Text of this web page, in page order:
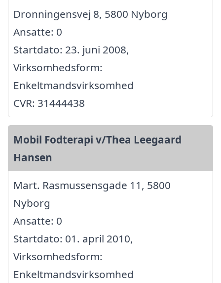
Dronningensvej 8, 5800 Nyborg
Ansatte: 0
Startdato: 23. juni 2008,
Virksomhedsform:
Enkeltmandsvirksomhed
CVR: 31444438
Mobil Fodterapi v/Thea Leegaard
Hansen
Mart. Rasmussensgade 11, 5800
Nyborg
Ansatte: 0
Startdato: 01. april 2010,
Virksomhedsform:
Enkeltmandsvirksomhed